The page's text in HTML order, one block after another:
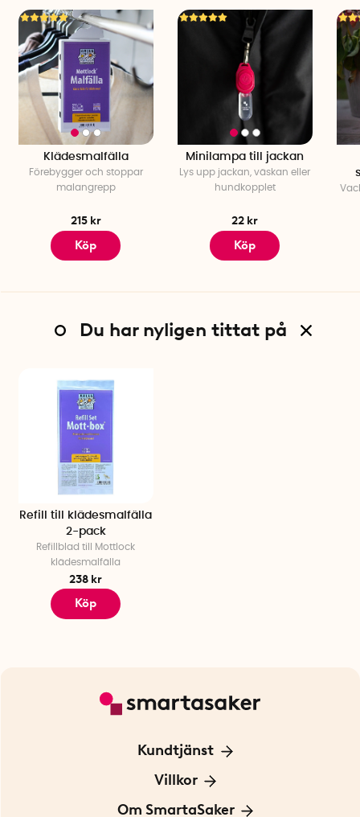
Klädesmalfälla
Förebygger och stoppar
malangrepp
215 kr
Köp
Minilampa till jackan
Lys upp jackan, väskan eller
hundkopplet
22 kr
Köp
Du har nyligen tittat på
Refill till klädesmalfälla
2-pack
Refillblad till Mottlock
klädesmalfälla
238 kr
Köp
Kundtjänst
Kontakta oss
För Företag
Villkor
Frakt och leverans
Om SmartaSaker